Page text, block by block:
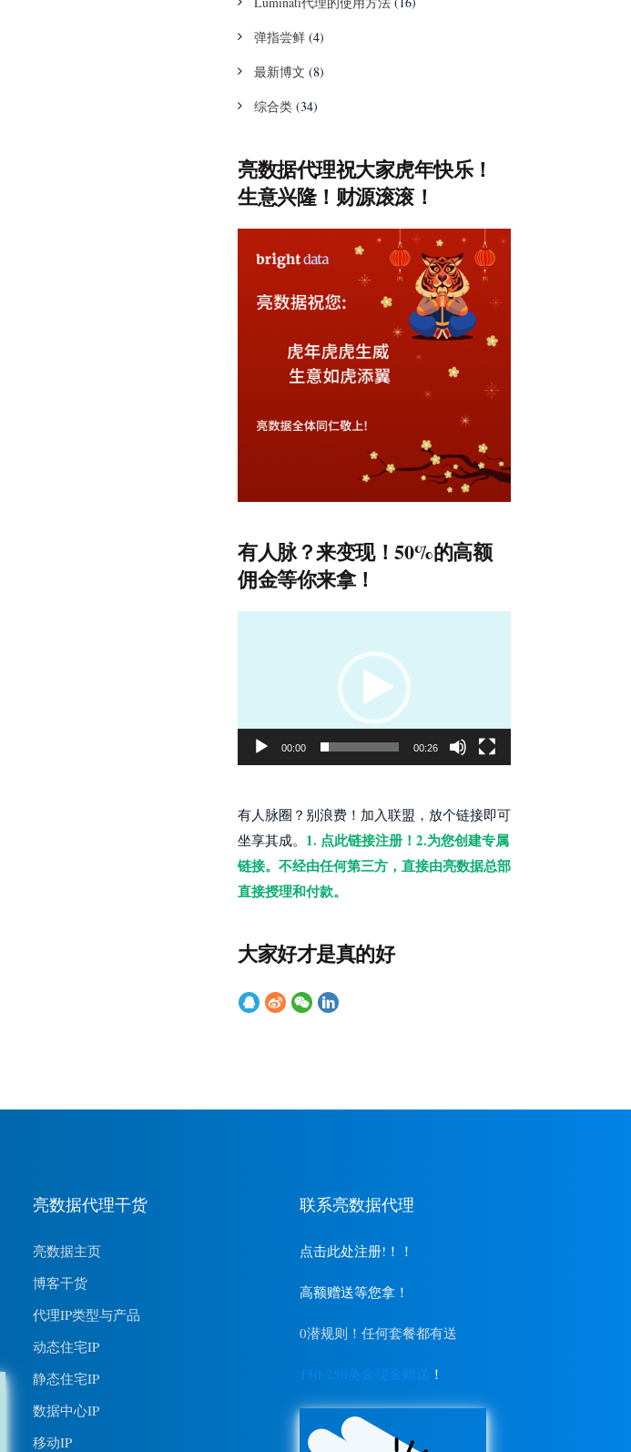
弹指尝鲜 (4)
最新博文 (8)
综合类 (34)
亮数据代理祝大家虎年快乐！
生意兴隆！财源滚滚！
有人脉？来变现！50%的高额
佣金等你来拿！
器
00:00 00:26
有人脉圈？别浪费！加入联盟，放个链接即可
坐享其成。 1. 点此链接注册！2.为您创建专属
链接。不经由任何第三方，直接由亮数据总部
直接授理和付款。
大家好才是真的好
亮数据代理干货
亮数据主页
博客干货
代理IP类型与产品
动态住宅IP
静态住宅IP
数据中心IP
移动IP
联系亮数据代理
点击此处注册!！！
高额赠送等您拿！
0潜规则！任何套餐都有送
150-250美金现金赠送 ！